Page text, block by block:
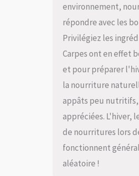
environnement,
répondre avec les
Privilégiez les
Carpes ont en effet
et pour préparer
la nourriture
appâts peu nutritifs,
appréciées. L'hiver,
de nourritures lors
fonctionnent
aléatoire !